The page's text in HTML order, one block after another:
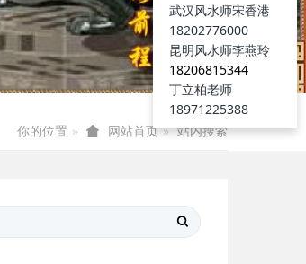
你的位置 网站首页 站内搜索
武汉风水师宋香港
18202776000
昆明风水师李燕玲
18206815344
丁立柏老师
18971225388